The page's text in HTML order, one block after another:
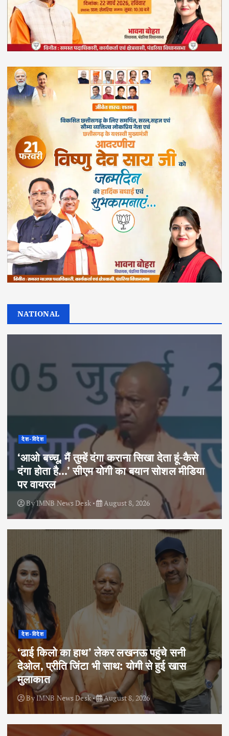
NATIONAL
देश-विदेश
‘आओ बच्चू, मैं तुम्हें दंगा कराना सिखा देता हूं-कैसे
दंगा होता है…’ सीएम योगी का बयान सोशल मीडिया
पर वायरल
ByIMNB News Desk August 8, 2026
देश-विदेश
‘ढाई किलो का हाथ’ लेकर लखनऊ पहुंचे सनी
देओल, प्रीति जिंटा भी साथ: योगी से हुई खास
मुलाकात
ByIMNB News Desk August 8, 2026